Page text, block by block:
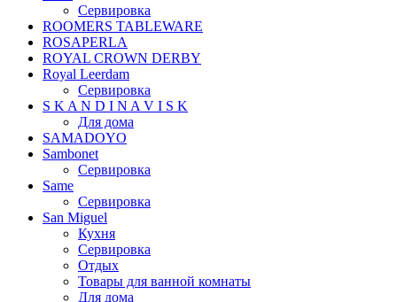
Сервировка
ROOMERS TABLEWARE
ROSAPERLA
ROYAL CROWN DERBY
Royal Leerdam
Сервировка
S K A N D I N A V I S K
Для дома
SAMADOYO
Sambonet
Сервировка
Same
Сервировка
San Miguel
Кухня
Сервировка
Отдых
Товары для ванной комнаты
Для дома